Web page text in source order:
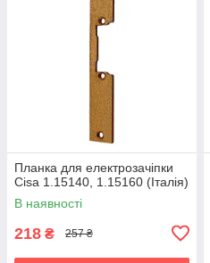
Планка для електрозачіпки
Cisa 1.15140, 1.15160 (Італія)
В наявності
218 ₴ 257 ₴